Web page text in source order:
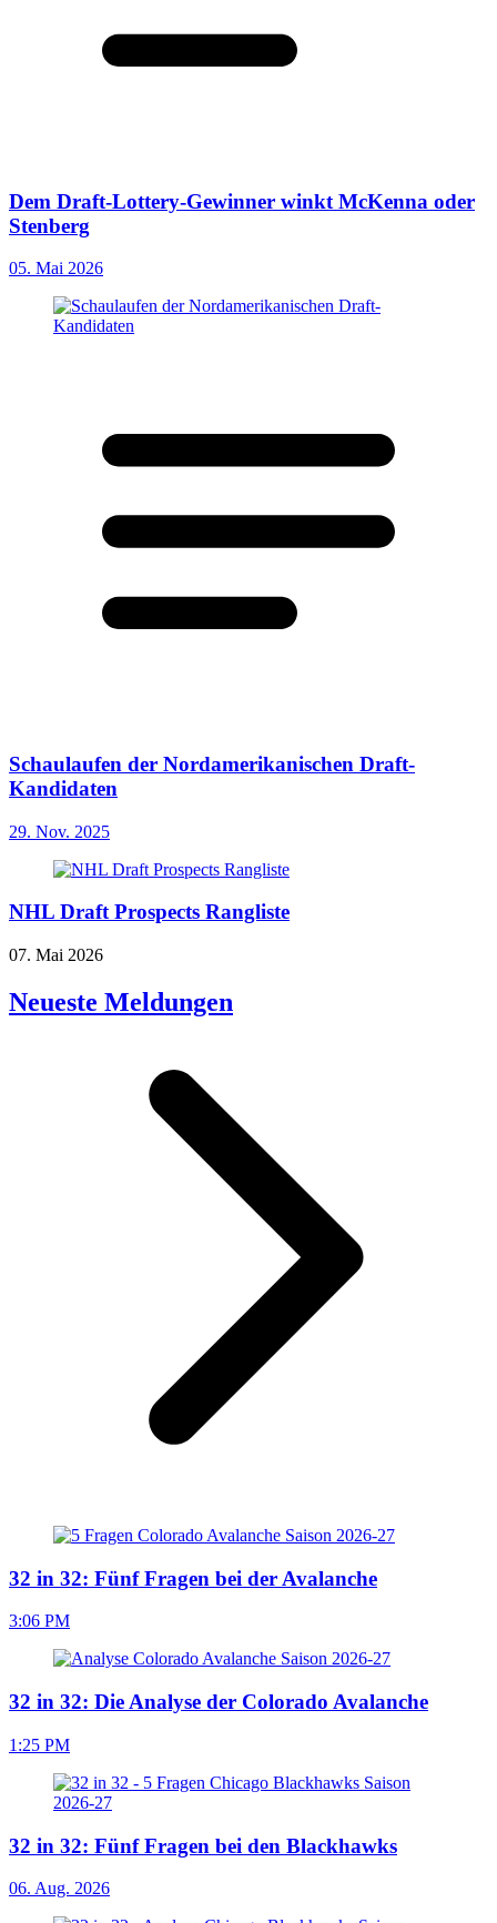
Dem Draft-Lottery-Gewinner winkt McKenna oder
Stenberg
05. Mai 2026
Schaulaufen der Nordamerikanischen Draft-
Kandidaten
29. Nov. 2025
NHL Draft Prospects Rangliste
07. Mai 2026
Neueste Meldungen
32 in 32: Fünf Fragen bei der Avalanche
3:06 PM
32 in 32: Die Analyse der Colorado Avalanche
1:25 PM
32 in 32: Fünf Fragen bei den Blackhawks
06. Aug. 2026